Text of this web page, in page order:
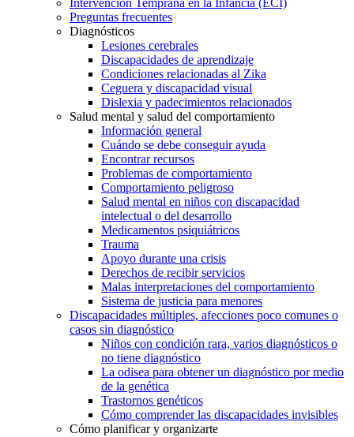
Preguntas frecuentes
Diagnósticos
Lesiones cerebrales
Discapacidades de aprendizaje
Condiciones relacionadas al Zika
Ceguera y discapacidad visual
Dislexia y padecimientos relacionados
Salud mental y salud del comportamiento
Información general
Cuándo se debe conseguir ayuda
Encontrar recursos
Problemas de comportamiento
Comportamiento peligroso
Salud mental en niños con discapacidad
intelectual o del desarrollo
Medicamentos psiquiátricos
Trauma
Apoyo durante una crisis
Derechos de recibir servicios
Malas interpretaciones del comportamiento
Sistema de justicia para menores
Discapacidades múltiples, afecciones poco comunes o
casos sin diagnóstico
Niños con condición rara, varios diagnósticos o
no tiene diagnóstico
La odisea para obtener un diagnóstico por medio
de la genética
Trastornos genéticos
Cómo comprender las discapacidades invisibles
Cómo planificar y organizarte